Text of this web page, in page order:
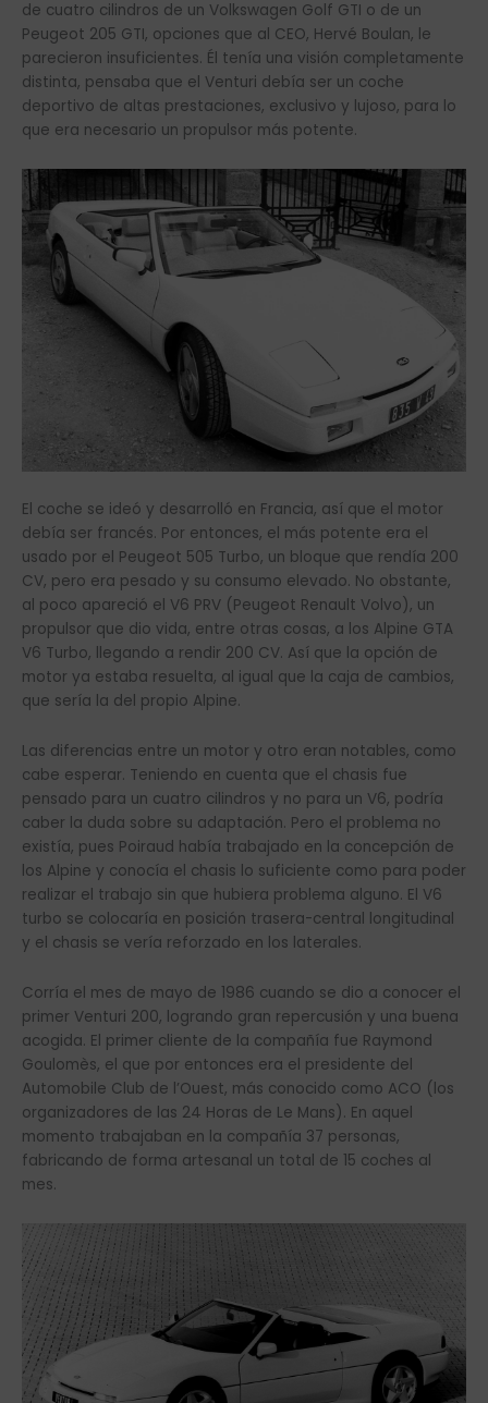
de cuatro cilindros de un Volkswagen Golf GTI o de un
Peugeot 205 GTI, opciones que al CEO, Hervé Boulan, le
parecieron insuficientes. Él tenía una visión completamente
distinta, pensaba que el Venturi debía ser un coche
deportivo de altas prestaciones, exclusivo y lujoso, para lo
que era necesario un propulsor más potente.
El coche se ideó y desarrolló en Francia, así que el motor
debía ser francés. Por entonces, el más potente era el
usado por el Peugeot 505 Turbo, un bloque que rendía 200
CV, pero era pesado y su consumo elevado. No obstante,
al poco apareció el V6 PRV (Peugeot Renault Volvo), un
propulsor que dio vida, entre otras cosas, a los Alpine GTA
V6 Turbo, llegando a rendir 200 CV. Así que la opción de
motor ya estaba resuelta, al igual que la caja de cambios,
que sería la del propio Alpine.
Las diferencias entre un motor y otro eran notables, como
cabe esperar. Teniendo en cuenta que el chasis fue
pensado para un cuatro cilindros y no para un V6, podría
caber la duda sobre su adaptación. Pero el problema no
existía, pues Poiraud había trabajado en la concepción de
los Alpine y conocía el chasis lo suficiente como para poder
realizar el trabajo sin que hubiera problema alguno. El V6
turbo se colocaría en posición trasera-central longitudinal
y el chasis se vería reforzado en los laterales.
Corría el mes de mayo de 1986 cuando se dio a conocer el
primer Venturi 200, logrando gran repercusión y una buena
acogida. El primer cliente de la compañía fue Raymond
Goulomès, el que por entonces era el presidente del
Automobile Club de l’Ouest, más conocido como ACO (los
organizadores de las 24 Horas de Le Mans). En aquel
momento trabajaban en la compañía 37 personas,
fabricando de forma artesanal un total de 15 coches al
mes.